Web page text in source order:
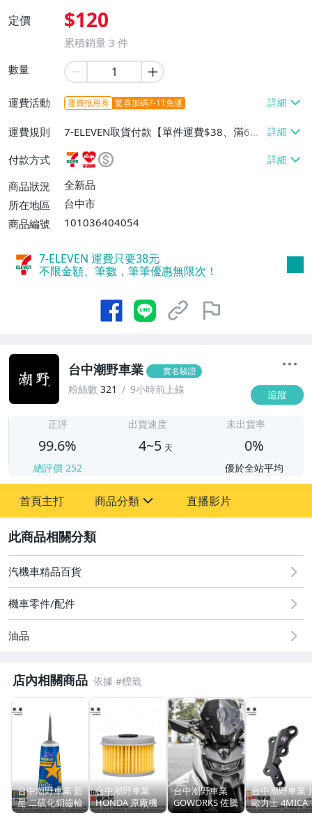
定價 $120
累積銷量 3 件
數量
運費活動 運費抵用券 驚喜加碼7-11免運
運費規則
7-ELEVEN取貨付款【單件運費$38、滿6件
或消費滿$2000免運費】、萊爾富取貨付款
【單件運費$60、滿6件或消費滿$2000免
運費】、宅配/貨運【單件運費$150、滿6
件或消費滿$2000免運費】
付款方式
商品狀況
全新品
所在地區
台中市
商品編號
101036404054
7-ELEVEN 運費只要38元
不限金額、筆數，筆筆優惠無限次！
台中潮野車業 實名驗證
粉絲數 321 9小時前上線 追蹤
正評
99.6%
總評價 252
出貨速度
4~5 天
未出貨率
0%
優於全站平均
首頁主打 商品分類
汽機車精品百貨
直播影片
汽機車精品百貨
機車零件/配件
油品
店內相關商品
台中潮野車業 藍
星 二硫化鉬齒輪
油 ST-016+
台中潮野車業
HONDA 原廠機
油濾心 機油芯
台中潮野車業
GOWORKS 佐騰
Z300 後照鏡前
台中潮野車業
歐力士 4MICA
螞蟻 220mm